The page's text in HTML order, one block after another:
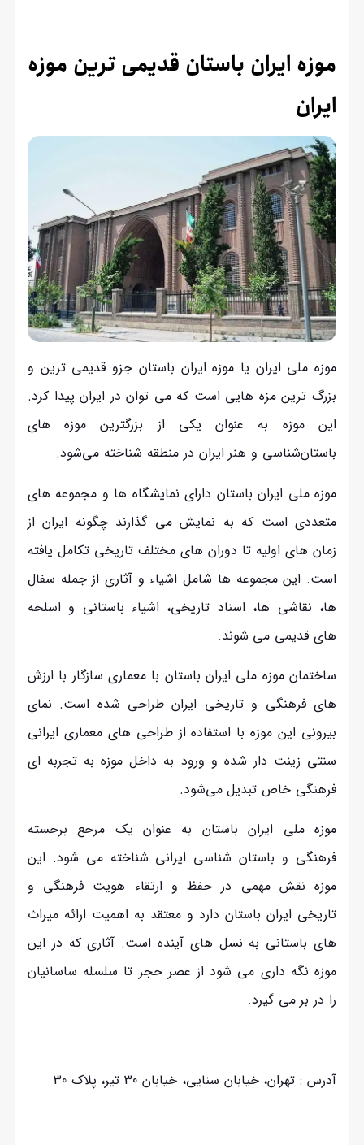
موزه ایران باستان قدیمی ترین موزه
ایران
موزه ملی ایران یا موزه ایران باستان جزو قدیمی ترین و
بزرگ ترین مزه هایی است که می توان در ایران پیدا کرد.
این موزه به عنوان یکی از بزرگترین موزه‌ های
باستان‌شناسی و هنر ایران در منطقه شناخته می‌شود.
موزه ملی ایران باستان دارای نمایشگاه‌ ها و مجموعه ‌های
متعددی است که به نمایش می‌ گذارند چگونه ایران از
زمان‌ های اولیه تا دوران‌ های مختلف تاریخی تکامل یافته
است. این مجموعه ‌ها شامل اشیاء و آثاری از جمله سفال‌
ها، نقاشی‌ ها، اسناد تاریخی، اشیاء باستانی و اسلحه‌
های قدیمی می‌ شوند.
ساختمان موزه ملی ایران باستان با معماری سازگار با ارزش‌
های فرهنگی و تاریخی ایران طراحی شده است. نمای
بیرونی این موزه با استفاده از طراحی‌ های معماری ایرانی
سنتی زینت ‌دار شده و ورود به داخل موزه به تجربه‌ ای
فرهنگی خاص تبدیل می‌شود.
موزه ملی ایران باستان به عنوان یک مرجع برجسته
فرهنگی و باستان ‌شناسی ایرانی شناخته می ‌شود. این
موزه نقش مهمی در حفظ و ارتقاء هویت فرهنگی و
تاریخی ایران باستان دارد و معتقد به اهمیت ارائه میراث
‌های باستانی به نسل‌ های آینده است. آثاری که در این
موزه نگه داری می شود از عصر حجر تا سلسله ساسانیان
را در بر می گیرد.
آدرس : تهران، خیابان سنایی، خیابان 30 تیر، پلاک 30